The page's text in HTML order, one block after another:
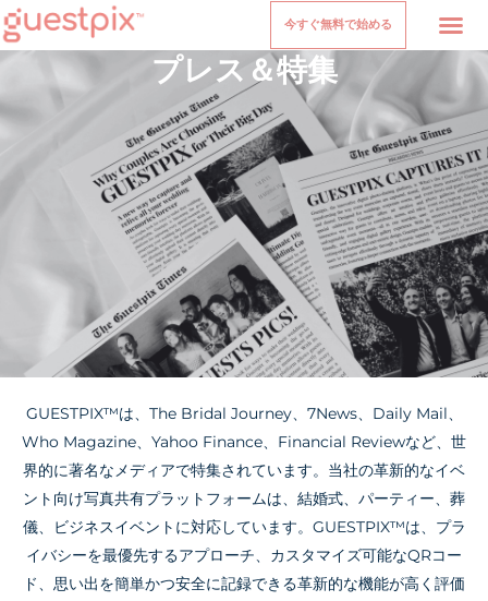
今すぐ無料で始める
プレス＆特集
GUESTPIX™は、The Bridal Journey、7News、Daily Mail、
Who Magazine、Yahoo Finance、Financial Reviewなど、世
界的に著名なメディアで特集されています。当社の革新的なイベ
ント向け写真共有プラットフォームは、結婚式、パーティー、葬
儀、ビジネスイベントに対応しています。GUESTPIX™は、プラ
イバシーを最優先するアプローチ、カスタマイズ可能なQRコー
ド、思い出を簡単かつ安全に記録できる革新的な機能が高く評価